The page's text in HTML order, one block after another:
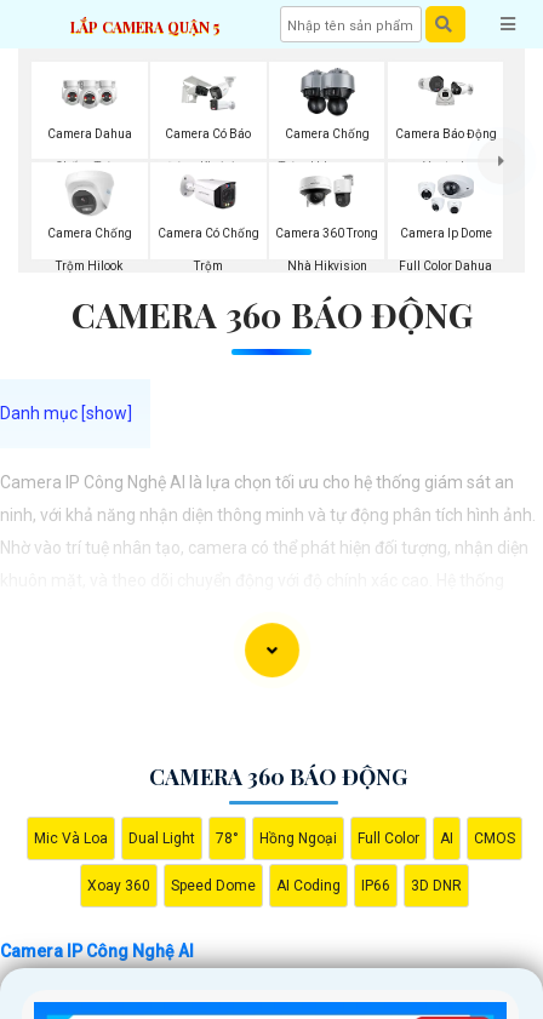
LẮP CAMERA QUẬN 5
Camera Dahua
Chống Trộm
Camera Có Báo
Động Kbvision
Camera Chống
Trộm Hdparagon
Camera Báo Động
Vantech
Camera Chống
Trộm Hilook
Camera Có Chống
Trộm
Camera 360 Trong
Nhà Hikvision
Camera Ip Dome
Full Color Dahua
CAMERA 360 BÁO ĐỘNG
Camera IP Công Nghệ AI là lựa chọn tối ưu cho hệ thống giám sát an
ninh, với khả năng nhận diện thông minh và tự động phân tích hình ảnh.
Nhờ vào trí tuệ nhân tạo, camera có thể phát hiện đối tượng, nhận diện
cường hiệu quả bảo vệ an ninh, đáp ứng yêu cầu khắt khe của các môi
trường giám sát chuyên nghiệp. Tính năng kết nối linh hoạt và dễ dàng
CAMERA 360 BÁO ĐỘNG
Mic Và Loa Dual Light 78° Hồng Ngoại Full Color AI CMOS
Xoay 360 Speed Dome AI Coding IP66 3D DNR
Camera IP Công Nghệ AI